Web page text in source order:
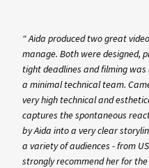
“ Aida produced two great
manage. Both were designed,
tight deadlines and filming
a minimal technical team.
very high technical and
captures the spontaneous
by Aida into a very clear
a variety of audiences - from
strongly recommend her for